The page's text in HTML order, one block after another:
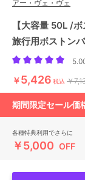
アー・ヴェ・ヴェ
【大容量 50L /
旅行用ボストン
￥5,426 税込 ￥
期間限定セール価
各種特典利用でさらに
￥5,000 OFF